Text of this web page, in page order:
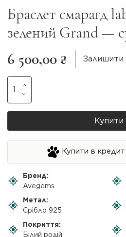
Браслет смарагд
зелений Grand —
6 500,00 ₴
Залишити
Купити
Купити в
Бренд:
Avegems
Метал:
Срібло 925
Покриття:
Білий родій